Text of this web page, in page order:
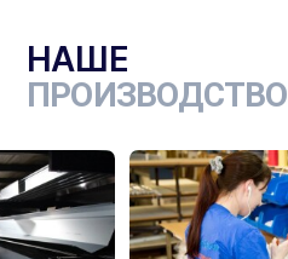
НАШЕ
ПРОИЗВОДСТВО